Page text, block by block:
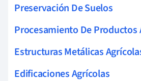
Preservación De Suelos
Procesamiento De Productos
Estructuras Metálicas
Edificaciones Agrícolas